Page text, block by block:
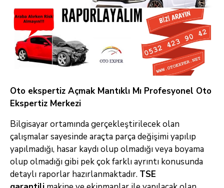
Oto ekspertiz Açmak Mantıklı Mı Profesyonel Oto
Ekspertiz Merkezi
Bilgisayar ortamında gerçekleştirilecek olan
çalışmalar sayesinde araçta parça değişimi yapılıp
yapılmadığı, hasar kaydı olup olmadığı veya boyama
olup olmadığı gibi pek çok farklı ayrıntı konusunda
detaylı raporlar hazırlanmaktadır. TSE